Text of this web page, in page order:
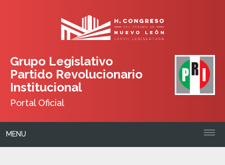
Grupo Legislativo
Partido Revolucionario
Institucional
Portal Oficial
MENU